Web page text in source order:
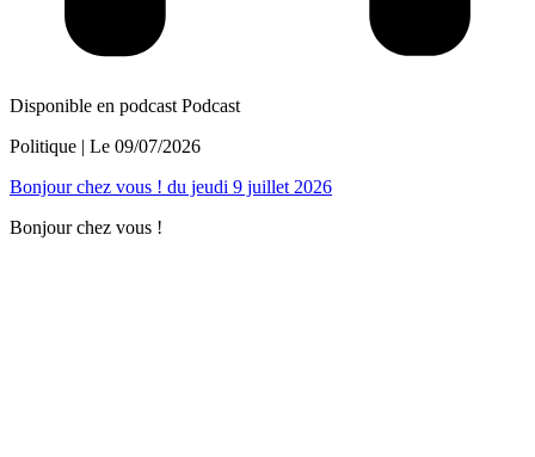
Disponible en podcast Podcast
Politique | Le 09/07/2026
Bonjour chez vous ! du jeudi 9 juillet 2026
Bonjour chez vous !